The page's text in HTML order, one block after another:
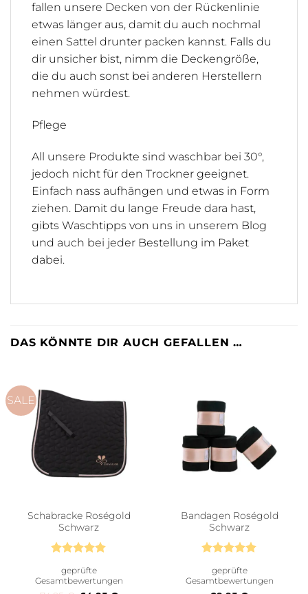
fallen unsere Decken von der Rückenlinie
etwas länger aus, damit du auch nochmal
einen Sattel drunter packen kannst. Falls du
dir unsicher bist, nimm die Deckengröße,
die du auch sonst bei anderen Herstellern
nehmen würdest.
Pflege
All unsere Produkte sind waschbar bei 30°,
jedoch nicht für den Trockner geeignet.
Einfach nass aufhängen und etwas in Form
ziehen. Damit du lange Freude dara hast,
gibts Waschtipps von uns in unserem Blog
und auch bei jeder Bestellung im Paket
dabei.
DAS KÖNNTE DIR AUCH GEFALLEN …
SALE
Schabracke Roségold
Schwarz
mit5von
5
geprüfte
Gesamtbewertungen
Bandagen Roségold
Schwarz
mit5von
5
geprüfte
Gesamtbewertungen